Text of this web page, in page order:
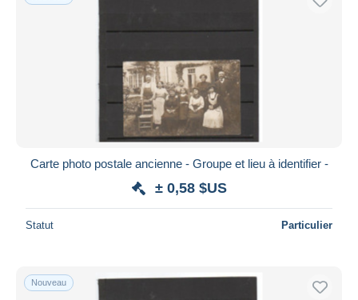
Carte photo postale ancienne - Groupe et lieu à identifier -
± 0,58 $US
Statut Particulier
Nouveau